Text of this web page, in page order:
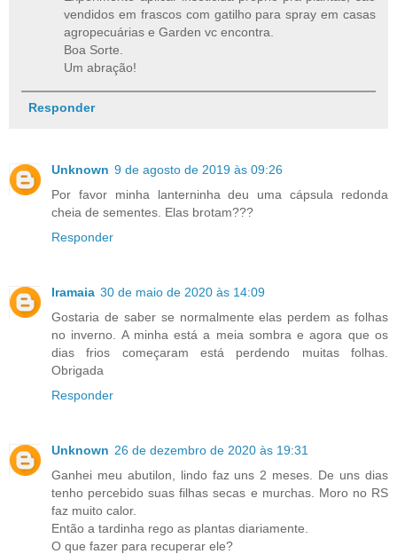
vendidos em frascos com gatilho para spray em casas
agropecuárias e Garden vc encontra.
Boa Sorte.
Um abração!
Responder
Unknown 9 de agosto de 2019 às 09:26
Por favor minha lanterninha deu uma cápsula redonda
cheia de sementes. Elas brotam???
Responder
Iramaia 30 de maio de 2020 às 14:09
Gostaria de saber se normalmente elas perdem as folhas
no inverno. A minha está a meia sombra e agora que os
dias frios começaram está perdendo muitas folhas.
Obrigada
Responder
Unknown 26 de dezembro de 2020 às 19:31
Ganhei meu abutilon, lindo faz uns 2 meses. De uns dias
tenho percebido suas filhas secas e murchas. Moro no RS
faz muito calor.
Então a tardinha rego as plantas diariamente.
O que fazer para recuperar ele?